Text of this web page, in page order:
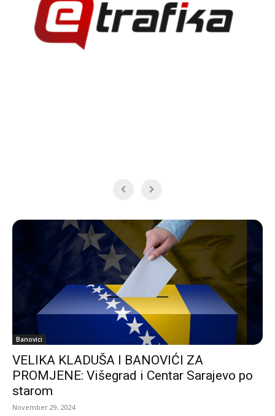
Banovici
VELIKA KLADUŠA I BANOVIĆI ZA
PROMJENE: Višegrad i Centar Sarajevo po
starom
November 29, 2024